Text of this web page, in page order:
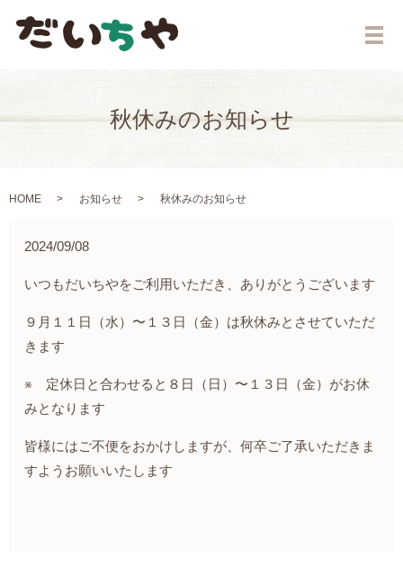
メ
秋休みのお知らせ
HOME お知らせ 秋休みのお知らせ
2024/09/08
いつもだいちやをご利用いただき、ありがとうございます
９月１１日（水）〜１３日（金）は秋休みとさせていただ
きます
※ 定休日と合わせると８日（日）〜１３日（金）がお休
みとなります
皆様にはご不便をおかけしますが、何卒ご了承いただきま
すようお願いいたします